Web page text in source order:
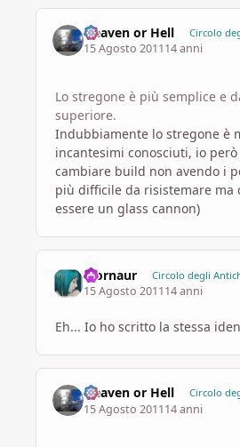
Heaven or Hell Circolo
15 Agosto 201114 anni
Lo stregone è più semplice e
superiore.
Indubbiamente lo stregone è
incantesimi conosciuti, io
cambiare build non avendo i
più difficile da risistemare ma
essere un glass cannon)
Mornaur Circolo degli
15 Agosto 201114 anni
Eh... Io ho scritto la stessa
Heaven or Hell Circolo
15 Agosto 201114 anni